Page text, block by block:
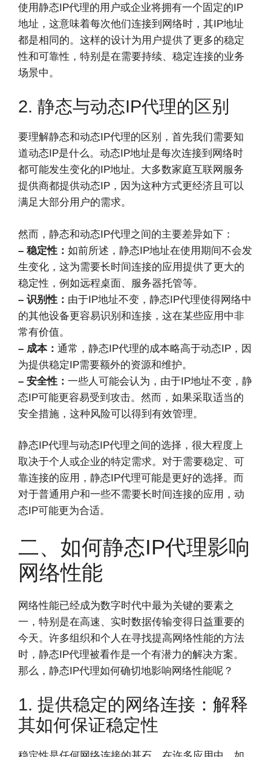
使用静态IP代理的用户或企业将拥有一个固定的IP
地址，这意味着每次他们连接到网络时，其IP地址
都是相同的。这样的设计为用户提供了更多的稳定
性和可靠性，特别是在需要持续、稳定连接的业务
场景中。
2. 静态与动态IP代理的区别
要理解静态和动态IP代理的区别，首先我们需要知
道动态IP是什么。动态IP地址是每次连接到网络时
都可能发生变化的IP地址。大多数家庭互联网服务
提供商都提供动态IP，因为这种方式更经济且可以
满足大部分用户的需求。
然而，静态和动态IP代理之间的主要差异如下：
– 稳定性： 如前所述，静态IP地址在使用期间不会发
生变化，这为需要长时间连接的应用提供了更大的
稳定性，例如远程桌面、服务器托管等。
– 识别性： 由于IP地址不变，静态IP代理使得网络中
的其他设备更容易识别和连接，这在某些应用中非
常有价值。
– 成本： 通常，静态IP代理的成本略高于动态IP，因
为提供稳定IP需要额外的资源和维护。
– 安全性： 一些人可能会认为，由于IP地址不变，静
态IP可能更容易受到攻击。然而，如果采取适当的
安全措施，这种风险可以得到有效管理。
静态IP代理与动态IP代理之间的选择，很大程度上
取决于个人或企业的特定需求。对于需要稳定、可
靠连接的应用，静态IP代理可能是更好的选择。而
对于普通用户和一些不需要长时间连接的应用，动
态IP可能更为合适。
二、如何静态IP代理影响
网络性能
网络性能已经成为数字时代中最为关键的要素之
一，特别是在高速、实时数据传输变得日益重要的
今天。许多组织和个人在寻找提高网络性能的方法
时，静态IP代理被看作是一个有潜力的解决方案。
那么，静态IP代理如何确切地影响网络性能呢？
1. 提供稳定的网络连接：解释
其如何保证稳定性